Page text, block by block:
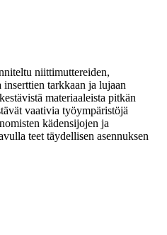
niittimuttereiden,
tarkkaan ja lujaan
materiaaleista pitkän
vaativia työympäristöjä
kädensijojen ja
teet täydellisen asennuksen